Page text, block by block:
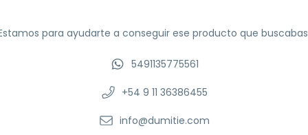
para ayudarte a conseguir ese producto que
5491135775561
+54 9 11 36386455
info@dumitie.com